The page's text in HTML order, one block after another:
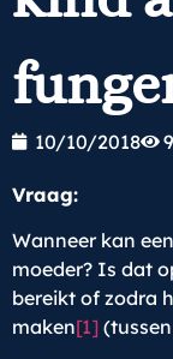
10/10/2018
Vraag:
Wanneer kan
moeder? Is dat
bereikt of zodra
maken[1]